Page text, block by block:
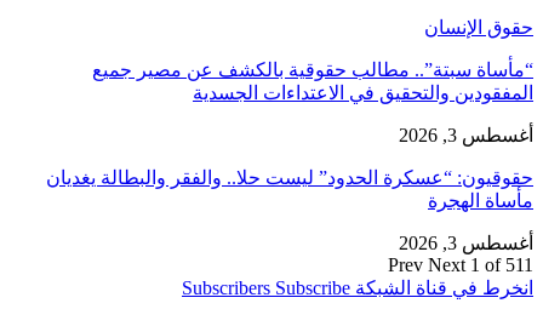
حقوق الإنسان
“مأساة سبتة”.. مطالب حقوقية بالكشف عن مصير جميع
المفقودين والتحقيق في الاعتداءات الجسدية
أغسطس 3, 2026
حقوقيون: “عسكرة الحدود” ليست حلا.. والفقر والبطالة يغديان
مأساة الهجرة
أغسطس 3, 2026
Prev Next 1 of 511
انخرط في قناة الشبكة
Subscribers Subscribe